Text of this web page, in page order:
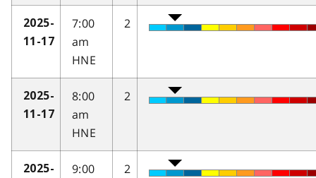
2025-
11-17
7:00
am
HNE
2
2025-
11-17
8:00
am
HNE
2
2025-
9:00
2